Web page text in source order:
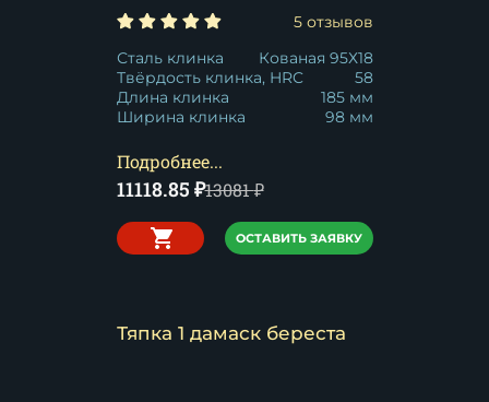
5 отзывов
Сталь клинка
Кованая 95Х18
Твёрдость клинка, HRC
58
Длина клинка
185 мм
Ширина клинка
98 мм
Подробнее...
11118.85 ₽13081₽
ОСТАВИТЬ ЗАЯВКУ
Тяпка 1 дамаск береста